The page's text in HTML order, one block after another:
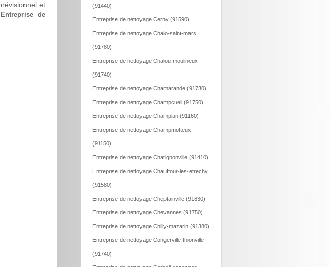
et
Entreprise de
(91440)
Entreprise de nettoyage Cerny (91590)
Entreprise de nettoyage Chalo-saint-mars
(91780)
Entreprise de nettoyage Chalou-moulineux
(91740)
Entreprise de nettoyage Chamarande (91730)
Entreprise de nettoyage Champcueil (91750)
Entreprise de nettoyage Champlan (91160)
Entreprise de nettoyage Champmotteux
(91150)
Entreprise de nettoyage Chatignonville (91410)
Entreprise de nettoyage Chauffour-les-etrechy
(91580)
Entreprise de nettoyage Cheptainville (91630)
Entreprise de nettoyage Chevannes (91750)
Entreprise de nettoyage Chilly-mazarin (91380)
Entreprise de nettoyage Congerville-thionville
(91740)